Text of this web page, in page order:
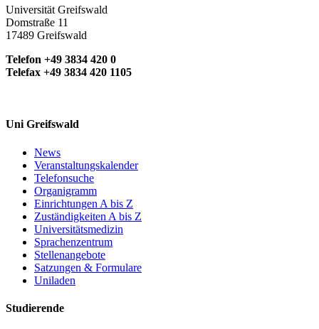
Universität Greifswald
Domstraße 11
17489 Greifswald
Telefon +49 3834 420 0
Telefax +49 3834 420 1105
Uni Greifswald
News
Veranstaltungskalender
Telefonsuche
Organigramm
Einrichtungen A bis Z
Zuständigkeiten A bis Z
Universitätsmedizin
Sprachenzentrum
Stellenangebote
Satzungen & Formulare
Uniladen
Studierende